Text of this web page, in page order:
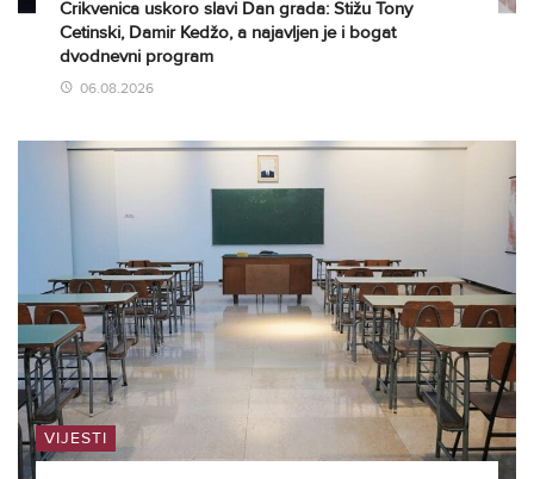
Crikvenica uskoro slavi Dan grada: Stižu Tony
Cetinski, Damir Kedžo, a najavljen je i bogat
dvodnevni program
06.08.2026
VIJESTI